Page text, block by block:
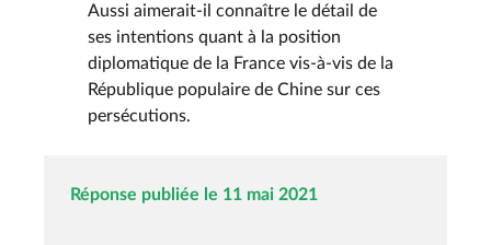
Aussi aimerait-il connaître le détail de
ses intentions quant à la position
diplomatique de la France vis-à-vis de la
République populaire de Chine sur ces
persécutions.
Réponse publiée le 11 mai 2021